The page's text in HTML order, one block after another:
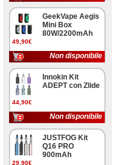
49,90€
GeekVape Aegis
Mini Box
80W/2200mAh
Non disponibile
44,90€
Innokin Kit
ADEPT con Zlide
Non disponibile
29,90€
JUSTFOG Kit
Q16 PRO
900mAh